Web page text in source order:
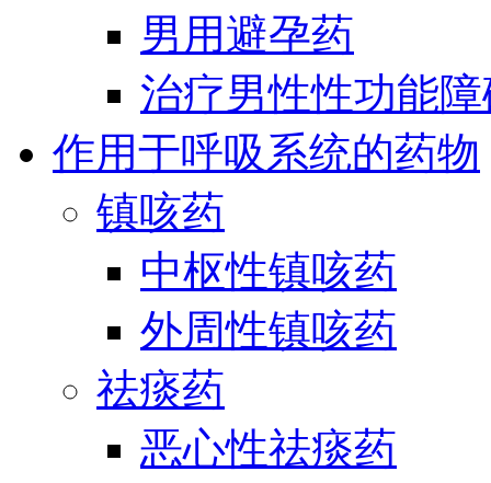
男用避孕药
治疗男性性功能
作用于呼吸系统的药物
镇咳药
中枢性镇咳药
外周性镇咳药
祛痰药
恶心性祛痰药